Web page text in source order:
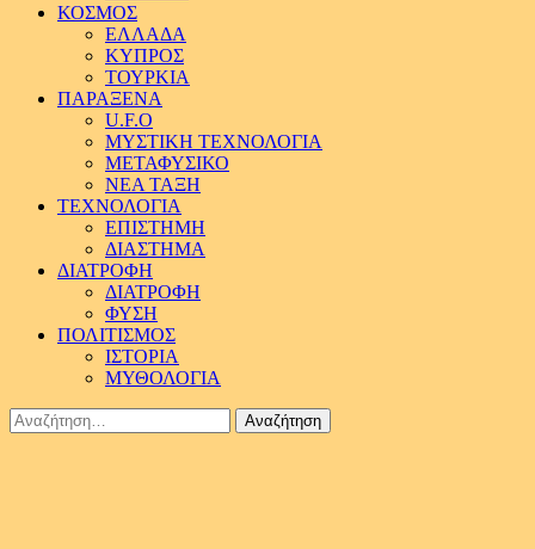
ΚΟΣΜΟΣ
ΕΛΛΑΔΑ
ΚΥΠΡΟΣ
ΤΟΥΡΚΙΑ
ΠΑΡΑΞΕΝΑ
U.F.O
ΜΥΣΤΙΚΗ ΤΕΧΝΟΛΟΓΙΑ
ΜΕΤΑΦΥΣΙΚΟ
ΝΕΑ ΤΑΞΗ
ΤΕΧΝΟΛΟΓΙΑ
ΕΠΙΣΤΗΜΗ
ΔΙΑΣΤΗΜΑ
ΔΙΑΤΡΟΦΗ
ΔΙΑΤΡΟΦΗ
ΦΥΣΗ
ΠΟΛΙΤΙΣΜΟΣ
ΙΣΤΟΡΙΑ
ΜΥΘΟΛΟΓΙΑ
Αναζήτηση
για: